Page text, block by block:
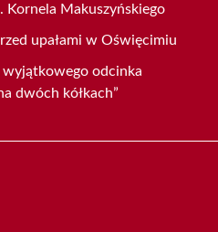
Kornela Makuszyńskiego
upałami w Oświęcimiu
odcinka
dwóch kółkach”